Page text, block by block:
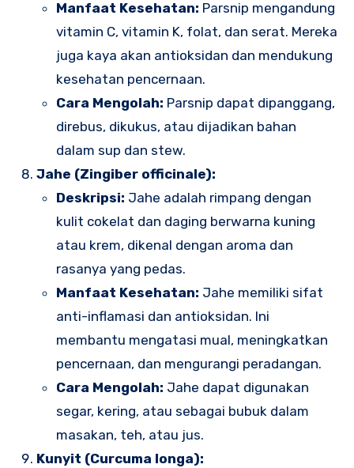
Manfaat Kesehatan: Parsnip mengandung
vitamin C, vitamin K, folat, dan serat. Mereka
juga kaya akan antioksidan dan mendukung
kesehatan pencernaan.
Cara Mengolah: Parsnip dapat dipanggang,
direbus, dikukus, atau dijadikan bahan
dalam sup dan stew.
Jahe (Zingiber officinale):
Deskripsi: Jahe adalah rimpang dengan
kulit cokelat dan daging berwarna kuning
atau krem, dikenal dengan aroma dan
rasanya yang pedas.
Manfaat Kesehatan: Jahe memiliki sifat
anti-inflamasi dan antioksidan. Ini
membantu mengatasi mual, meningkatkan
pencernaan, dan mengurangi peradangan.
Cara Mengolah: Jahe dapat digunakan
segar, kering, atau sebagai bubuk dalam
masakan, teh, atau jus.
Kunyit (Curcuma longa):